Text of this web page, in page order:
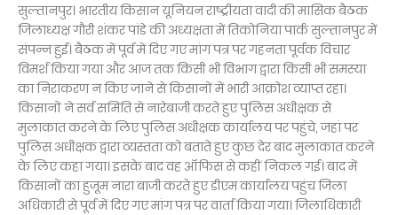
सुल्तानपुर। भारतीय किसान यूनियन राष्ट्रीयता वादी की मासिक बैठक
जिलाध्यक्ष गौरी शंकर पांडे की अध्यक्षता में तिकोनिया पार्क सुल्तानपुर में
संपन्न हुई। बैठक में पूर्व में दिए गए मांग पत्र पर गहनता पूर्वक विचार
विमर्श किया गया और आज तक किसी भी विभाग द्वारा किसी भी समस्या
का निराकरण न किए जाने से किसानों में भारी आक्रोश व्याप्त रहा।
किसानों ने सर्व समिति से नारेबाजी करते हुए पुलिस अधीक्षक से
मुलाकात करने के लिए पुलिस अधीक्षक कार्यालय पर पहुंचे, जहां पर
पुलिस अधीक्षक द्वारा व्यस्तता को बताते हुए कुछ देर बाद मुलाकात करने
के लिए कहा गया। इसके बाद वह ऑफिस से कहीं निकल गई। बाद में
किसानों का हुजूम नारा बाजी करते हुए डीएम कार्यालय पहुंच जिला
अधिकारी से पूर्व में दिए गए मांग पत्र पर वार्ता किया गया। जिलाधिकारी